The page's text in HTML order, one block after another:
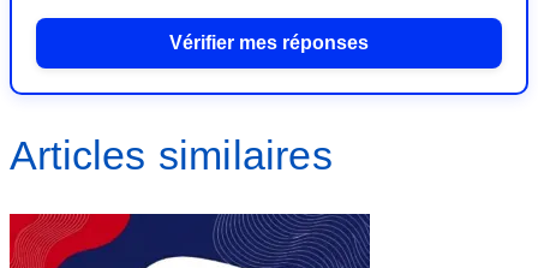
Vérifier mes réponses
Articles similaires